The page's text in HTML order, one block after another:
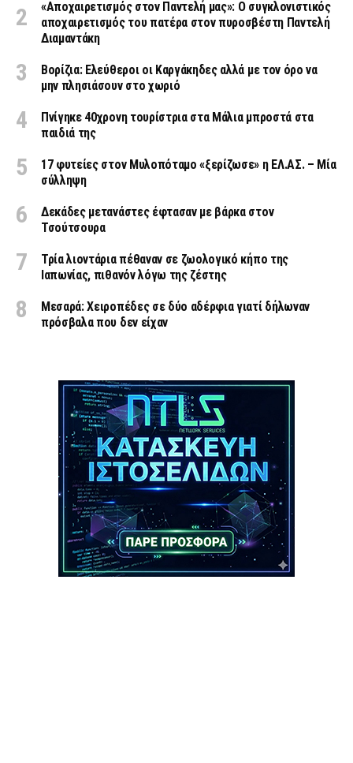
«Aποχαιρετισμός στον Παντελή μας»: Ο συγκλονιστικός
αποχαιρετισμός του πατέρα στον πυροσβέστη Παντελή
Διαμαντάκη
Βορίζια: Ελεύθεροι οι Καργάκηδες αλλά με τον όρο να
μην πλησιάσουν στο χωριό
Πνίγηκε 40χρονη τουρίστρια στα Μάλια μπροστά στα
παιδιά της
17 φυτείες στον Μυλοπόταμο «ξερίζωσε» η ΕΛ.ΑΣ. – Μία
σύλληψη
Δεκάδες μετανάστες έφτασαν με βάρκα στον
Τσούτσουρα
Τρία λιοντάρια πέθαναν σε ζωολογικό κήπο της
Ιαπωνίας, πιθανόν λόγω της ζέστης
Μεσαρά: Χειροπέδες σε δύο αδέρφια γιατί δήλωναν
πρόσβαλα που δεν είχαν